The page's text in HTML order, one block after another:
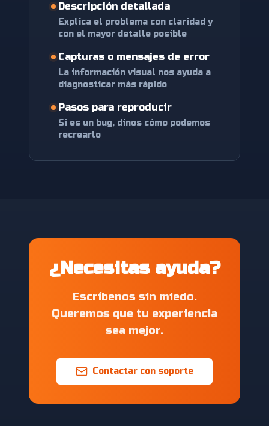
Descripción detallada
Explica el problema con claridad y
con el mayor detalle posible
Capturas o mensajes de error
La información visual nos ayuda a
diagnosticar más rápido
Pasos para reproducir
Si es un bug, dinos cómo podemos
recrearlo
¿Necesitas ayuda?
Escríbenos sin miedo.
Queremos que tu experiencia
sea mejor.
Contactar con soporte